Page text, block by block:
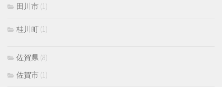
田川市 (1)
桂川町 (1)
佐賀県 (8)
佐賀市 (1)